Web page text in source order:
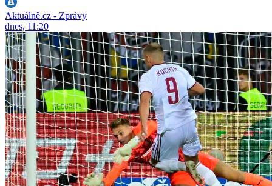
Aktuálně.cz - Zprávy
dnes, 11:20